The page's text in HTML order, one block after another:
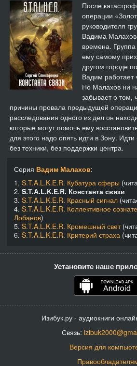
После
операции
руководителя
Вадима
времена.
ему самому
другом городе
Вадим работает
Но Малахов ни
забывает о том,
причины провала предыдущей
расследования одного из дел он
которые могут помочь ему
для этого надо опять идти в Зону.
без техники, без поддержки центра.
Серия Вадим Малахов:
1. S.T.A.L.K.E.R. Кубатура сферы
2. S.T.A.L.K.E.R. Константа связи
3. S.T.A.L.K.E.R. Красный сигнал
4. S.T.A.L.K.E.R. Коллективное
Лобанов)
5. S.T.A.L.K.E.R. Кромешный свет
6. S.T.A.L.K.E.R. Критерий страха
Установите наше
Изибук.ру - аудиокниги
Связь:
Версия для